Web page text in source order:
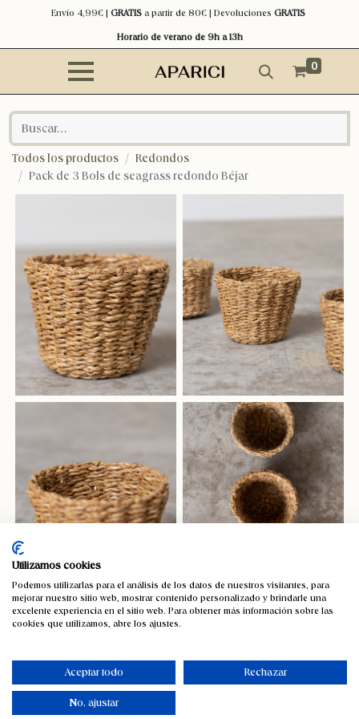
Envío 4,99€ | GRATISa partir de 80€ | Devoluciones GRATIS
Horario de verano de 9h a 13h
0
Todos los productos
Redondos
Pack de 3 Bols de seagrass redondo Béjar
Pack de 3 Bols de seagrass redondo
Béjar
18,67€ IVA incluido
Utilizamos cookies
Podemos utilizarlas para el análisis de los datos de nuestros visitantes, para
mejorar nuestro sitio web, mostrar contenido personalizado y brindarle una
excelente experiencia en el sitio web. Para obtener más información sobre las
cookies que utilizamos, abre los ajustes.
Aceptar todo Rechazar
No, ajustar